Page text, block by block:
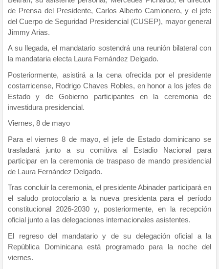
de Prensa del Presidente, Carlos Alberto Camionero, y el jefe
del Cuerpo de Seguridad Presidencial (CUSEP), mayor general
Jimmy Arias.
A su llegada, el mandatario sostendrá una reunión bilateral con
la mandataria electa Laura Fernández Delgado.
Posteriormente, asistirá a la cena ofrecida por el presidente
costarricense, Rodrigo Chaves Robles, en honor a los jefes de
Estado y de Gobierno participantes en la ceremonia de
investidura presidencial.
Viernes, 8 de mayo
Para el viernes 8 de mayo, el jefe de Estado dominicano se
trasladará junto a su comitiva al Estadio Nacional para
participar en la ceremonia de traspaso de mando presidencial
de Laura Fernández Delgado.
Tras concluir la ceremonia, el presidente Abinader participará en
el saludo protocolario a la nueva presidenta para el período
constitucional 2026-2030 y, posteriormente, en la recepción
oficial junto a las delegaciones internacionales asistentes.
El regreso del mandatario y de su delegación oficial a la
República Dominicana está programado para la noche del
viernes.